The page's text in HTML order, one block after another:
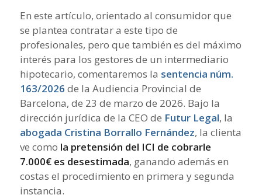
En este artículo, orientado al consumidor que
se plantea contratar a este tipo de
profesionales, pero que también es del máximo
interés para los gestores de un intermediario
hipotecario, comentaremos la sentencia núm.
163/2026 de la Audiencia Provincial de
Barcelona, de 23 de marzo de 2026. Bajo la
dirección jurídica de la CEO de Futur Legal, la
abogada Cristina Borrallo Fernández, la clienta
ve como la pretensión del ICI de cobrarle
7.000€ es desestimada, ganando además en
costas el procedimiento en primera y segunda
instancia.